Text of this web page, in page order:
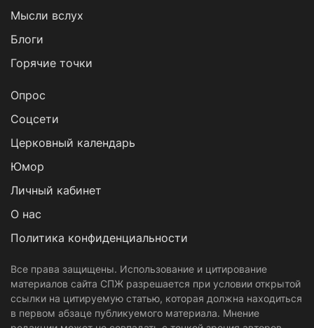
Мысли вслух
Блоги
Горячие точки
Опрос
Cоцсети
Церковный календарь
Юмор
Личный кабинет
О нас
Политика конфиденциальности
Все права защищены. Использование и цитирование
материалов сайта СПЖ разрешается при условии открытой
ссылки на цитируемую статью, которая должна находиться
в первом абзаце публикуемого материала. Мнение